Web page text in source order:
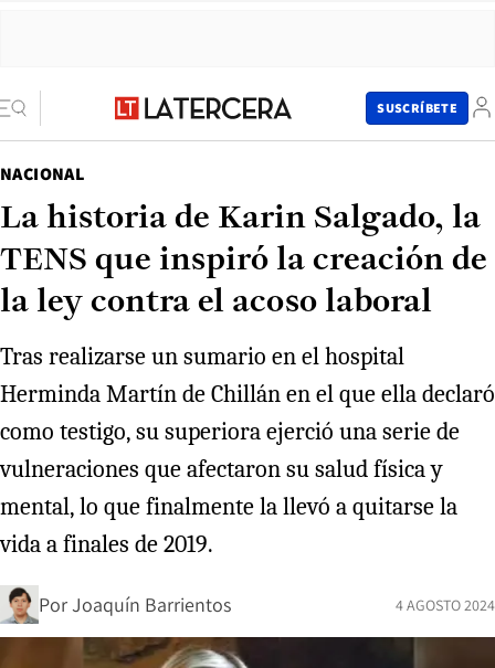
SUSCRÍBETE
NACIONAL
La historia de Karin Salgado, la
TENS que inspiró la creación de
la ley contra el acoso laboral
Tras realizarse un sumario en el hospital
Herminda Martín de Chillán en el que ella declaró
como testigo, su superiora ejerció una serie de
vulneraciones que afectaron su salud física y
mental, lo que finalmente la llevó a quitarse la
vida a finales de 2019.
PorJoaquín Barrientos 4 AGOSTO 2024